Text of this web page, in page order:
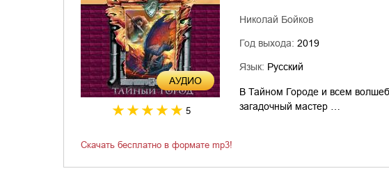
AУДИО
5
Николай Бойков
Год выхода: 2019
Язык: Русский
В Тайном Городе и всем
загадочный мастер …
Скачать бесплатно в формате mp3!